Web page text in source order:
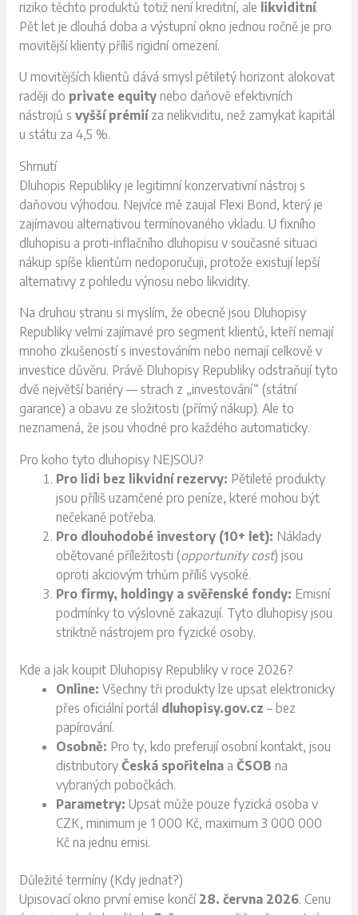
riziko těchto produktů totiž není kreditní, ale likviditní.
Pět let je dlouhá doba a výstupní okno jednou ročně je pro
movitější klienty příliš rigidní omezení.
U movitějších klientů dává smysl pětiletý horizont alokovat
raději do private equity nebo daňově efektivních
nástrojů s vyšší prémií za nelikviditu, než zamykat kapitál
u státu za 4,5 %.
Shrnutí
Dluhopis Republiky je legitimní konzervativní nástroj s
daňovou výhodou. Nejvíce mě zaujal Flexi Bond, který je
zajímavou alternativou termínovaného vkladu. U fixního
dluhopisu a proti-inflačního dluhopisu v současné situaci
nákup spíše klientům nedoporučuji, protože existují lepší
alternativy z pohledu výnosu nebo likvidity.
Na druhou stranu si myslím, že obecně jsou Dluhopisy
Republiky velmi zajímavé pro segment klientů, kteří nemají
mnoho zkušeností s investováním nebo nemají celkově v
investice důvěru. Právě Dluhopisy Republiky odstraňují tyto
dvě největší bariéry — strach z „investování“ (státní
garance) a obavu ze složitosti (přímý nákup). Ale to
neznamená, že jsou vhodné pro každého automaticky.
Pro koho tyto dluhopisy NEJSOU?
Pro lidi bez likvidní rezervy: Pětileté produkty
jsou příliš uzamčené pro peníze, které mohou být
nečekaně potřeba.
Pro dlouhodobé investory (10+ let): Náklady
obětované příležitosti (opportunity cost) jsou
oproti akciovým trhům příliš vysoké.
Pro firmy, holdingy a svěřenské fondy: Emisní
podmínky to výslovně zakazují. Tyto dluhopisy jsou
striktně nástrojem pro fyzické osoby.
Kde a jak koupit Dluhopisy Republiky v roce 2026?
Online: Všechny tři produkty lze upsat elektronicky
přes oficiální portál dluhopisy.gov.cz – bez
papírování.
Osobně: Pro ty, kdo preferují osobní kontakt, jsou
distributoryČeská spořitelna aČSOB na
vybraných pobočkách.
Parametry: Upsat může pouze fyzická osoba v
CZK, minimum je 1 000 Kč, maximum 3 000 000
Kč na jednu emisi.
Důležité termíny (Kdy jednat?)
Upisovací okno první emise končí 28. června 2026. Cenu